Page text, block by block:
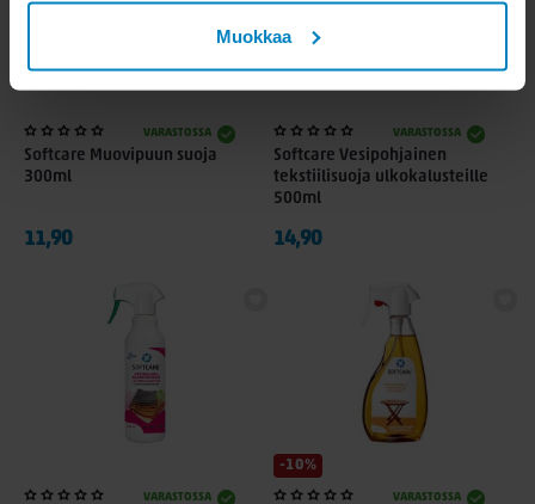
Muokkaa
VARASTOSSA
Softcare Muovipuun suoja
300ml
11,90
VARASTOSSA
Softcare Vesipohjainen
tekstiilisuoja ulkokalusteille
500ml
14,90
VARASTOSSA
-10%
VARASTOSSA